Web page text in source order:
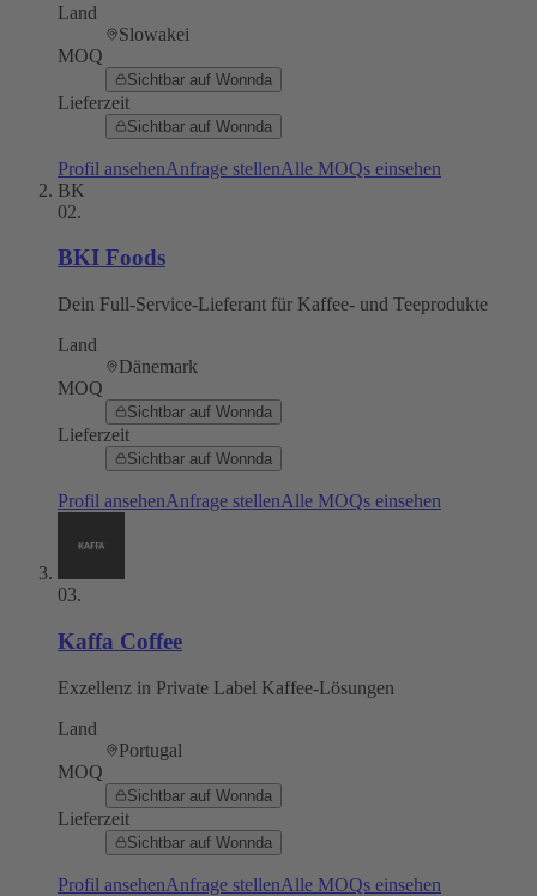
Land
Slowakei
MOQ
Sichtbar auf Wonnda
Lieferzeit
Sichtbar auf Wonnda
Profil ansehenAnfrage stellenAlle MOQs einsehen
BK
02.
BKI Foods
Dein Full-Service-Lieferant für Kaffee- und Teeprodukte
Land
Dänemark
MOQ
Sichtbar auf Wonnda
Lieferzeit
Sichtbar auf Wonnda
Profil ansehenAnfrage stellenAlle MOQs einsehen
03.
Kaffa Coffee
Exzellenz in Private Label Kaffee-Lösungen
Land
Portugal
MOQ
Sichtbar auf Wonnda
Lieferzeit
Sichtbar auf Wonnda
Profil ansehenAnfrage stellenAlle MOQs einsehen